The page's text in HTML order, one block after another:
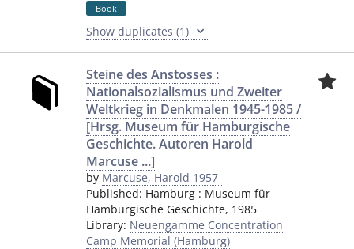
Book
Show duplicates (1)
Steine des Anstosses :
Nationalsozialismus und Zweiter
Weltkrieg in Denkmalen 1945-1985 /
[Hrsg. Museum für Hamburgische
Geschichte. Autoren Harold
Marcuse ...]
by Marcuse, Harold 1957-
Published: Hamburg : Museum für
Hamburgische Geschichte, 1985
Library: Neuengamme Concentration
Camp Memorial (Hamburg)